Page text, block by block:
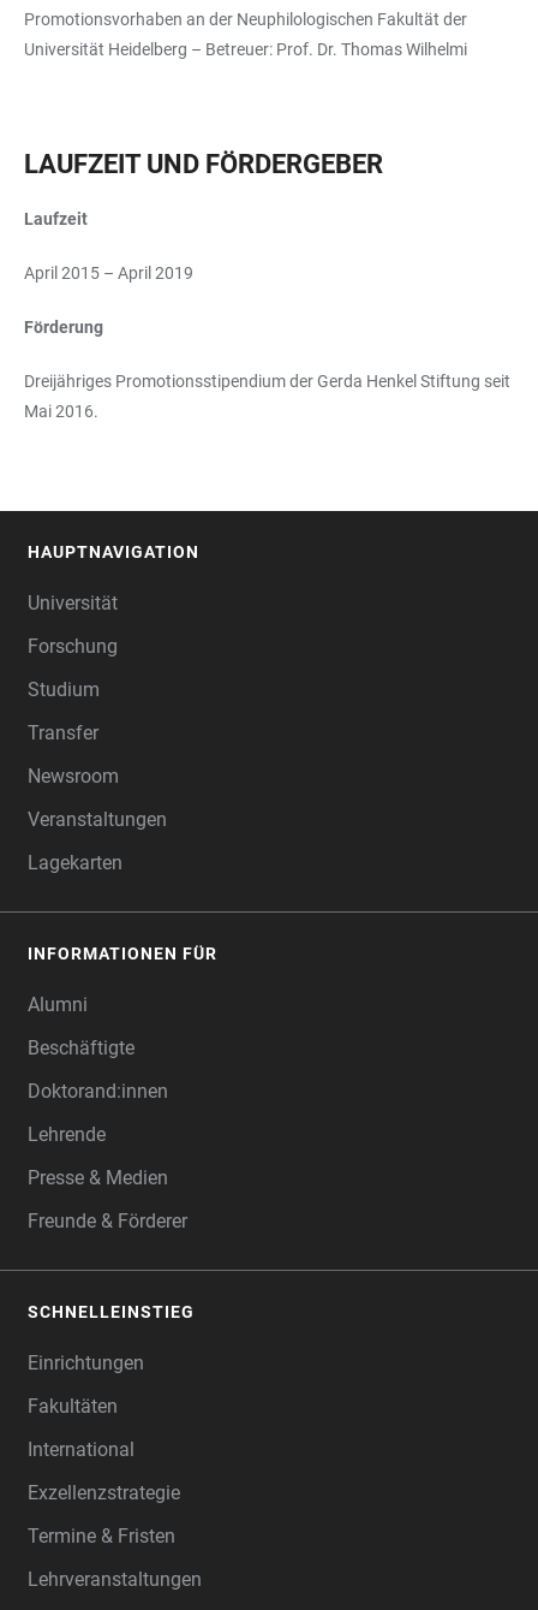
Promotionsvorhaben an der Neuphilologischen Fakultät der
Universität Heidelberg – Betreuer: Prof. Dr. Thomas Wilhelmi
LAUFZEIT UND FÖRDERGEBER
Laufzeit
April 2015 – April 2019
Förderung
Dreijähriges Promotionsstipendium der Gerda Henkel Stiftung seit
Mai 2016.
HAUPTNAVIGATION
Universität
Forschung
Studium
Transfer
Newsroom
Veranstaltungen
Lagekarten
INFORMATIONEN FÜR
Alumni
Beschäftigte
Doktorand:innen
Lehrende
Presse & Medien
Freunde & Förderer
SCHNELLEINSTIEG
Einrichtungen
Fakultäten
International
Exzellenzstrategie
Termine & Fristen
Lehrveranstaltungen